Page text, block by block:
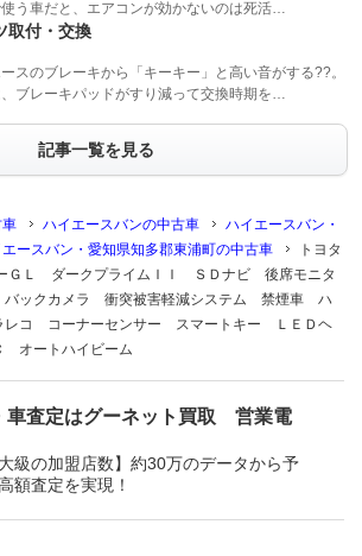
う車だと、エアコンが効かないのは死活…
取付・交換
スのブレーキから「キーキー」と高い音がする??。
ブレーキパッドがすり減って交換時期を…
記事一覧を見る
車 ハイエースバンの中古車
ハイエースバン・
ースバン・愛知県知多郡東浦町の中古車
トヨタ
ＧＬ ダークプライムＩＩ ＳＤナビ 後席モニタ
ックカメラ 衝突被害軽減システム 禁煙車 ハ
レコ コーナーセンサー スマートキー ＬＥＤヘ
オートハイビーム
車査定はグーネット買取 営業電
大級の加盟店数】約30万のデータから予
額査定を実現！